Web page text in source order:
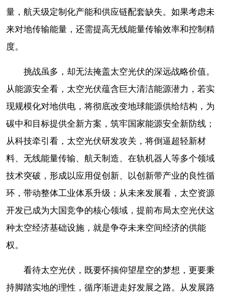
量，航天级定制化产能和供应链配套缺失。如果考虑未
来对地传输能量，还需提高无线能量传输效率和控制精
度。
挑战虽多，却无法掩盖太空光伏的深远战略价值。
从能源安全看，太空光伏蕴含巨大清洁能源潜力，若实
现规模化对地供电，将彻底改变地球能源供给结构，为
碳中和目标提供全新方案，筑牢国家能源安全新防线；
从科技牵引看，太空光伏研发攻关，将倒逼超轻新材
料、无线能量传输、航天制造、在轨机器人等多个领域
技术突破，形成以应用促创新、以创新带产业的良性循
环，带动整体工业体系升级；从未来发展看，太空资源
开发已成为大国竞争的核心领域，提前布局太空光伏这
种太空经济基础设施，就是争夺未来空间经济的供能
权。
看待太空光伏，既要怀揣仰望星空的梦想，更要秉
持脚踏实地的理性，循序渐进走好发展之路。从发展路